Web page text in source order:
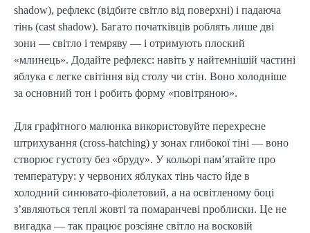
shadow), рефлекс (відбите світло від поверхні) і падаюча
тінь (cast shadow). Багато початківців роблять лише дві
зони — світло і темряву — і отримують плоский
«млинець». Додайте рефлекс: навіть у найтемнішій частині
яблука є легке світіння від столу чи стін. Воно холодніше
за основний тон і робить форму «повітряною».
Для графітного малюнка використовуйте перехресне
штрихування (cross-hatching) у зонах глибокої тіні — воно
створює густоту без «бруду». У кольорі пам’ятайте про
температуру: у червоних яблуках тінь часто йде в
холодний синювато-фіолетовий, а на освітленому боці
з’являються теплі жовті та помаранчеві проблиски. Це не
вигадка — так працює розсіяне світло на восковій